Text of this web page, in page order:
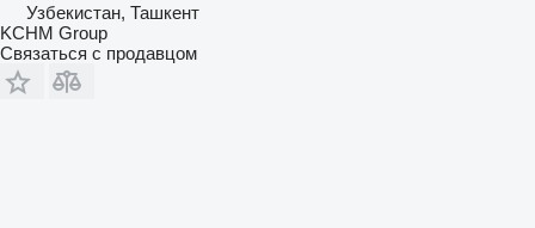
Узбекистан, Ташкент
KCHM Group
Связаться с продавцом